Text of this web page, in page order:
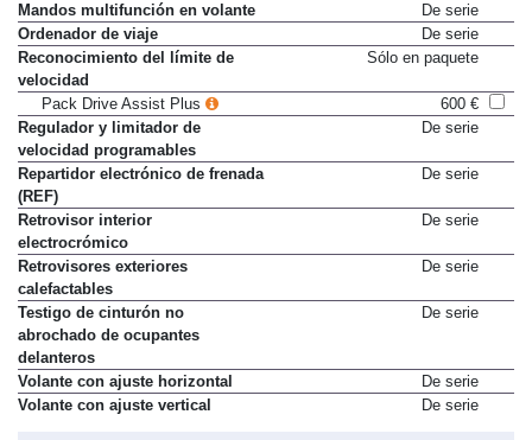
Mandos multifunción en volante
De serie
Ordenador de viaje
De serie
Reconocimiento del límite de
velocidad
Sólo en paquete
Pack Drive Assist Plus
600 €
Regulador y limitador de
velocidad programables
De serie
Repartidor electrónico de frenada
(REF)
De serie
Retrovisor interior
electrocrómico
De serie
Retrovisores exteriores
calefactables
De serie
Testigo de cinturón no
abrochado de ocupantes
delanteros
De serie
Volante con ajuste horizontal
De serie
Volante con ajuste vertical
De serie